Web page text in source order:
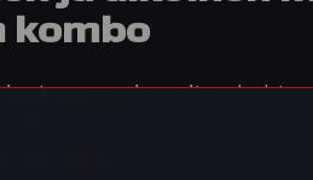
kombo
useimmiten
lähteinä pidetään muun